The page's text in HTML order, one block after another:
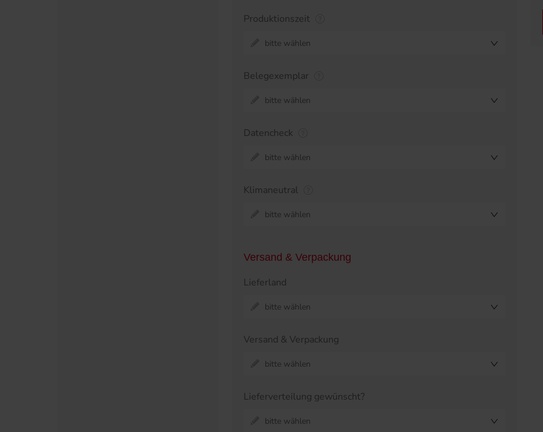
Produktionszeit
bitte wählen
Belegexemplar
bitte wählen
Datencheck
bitte wählen
Klimaneutral
bitte wählen
Versand & Verpackung
Lieferland
bitte wählen
Versand & Verpackung
bitte wählen
Lieferverteilung gewünscht?
bitte wählen